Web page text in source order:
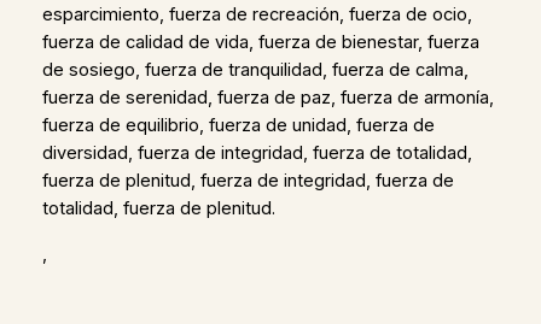
esparcimiento, fuerza de recreación, fuerza de ocio,
fuerza de calidad de vida, fuerza de bienestar, fuerza
de sosiego, fuerza de tranquilidad, fuerza de calma,
fuerza de serenidad, fuerza de paz, fuerza de armonía,
fuerza de equilibrio, fuerza de unidad, fuerza de
diversidad, fuerza de integridad, fuerza de totalidad,
fuerza de plenitud, fuerza de integridad, fuerza de
totalidad, fuerza de plenitud.
,